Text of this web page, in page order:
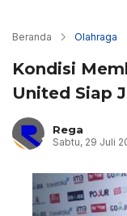
Beranda Olahraga
Kondisi
United Siap
Rega
Sabtu, 29 Juli